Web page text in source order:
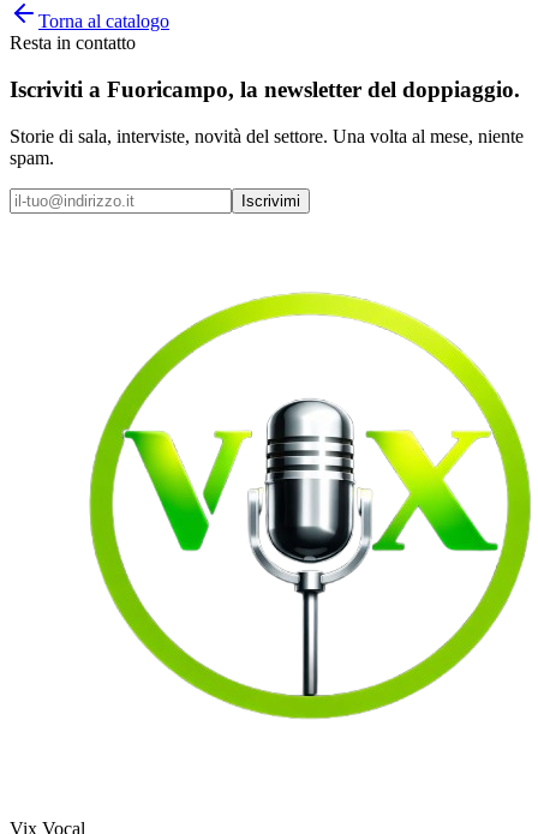
Torna al catalogo
Resta in contatto
Iscriviti a Fuoricampo, la newsletter del doppiaggio.
Storie di sala, interviste, novità del settore. Una volta al mese, niente
spam.
Iscrivimi
Vix Vocal